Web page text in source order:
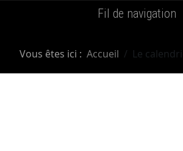
Fil de navigation
Vous êtes ici :Accueil Le